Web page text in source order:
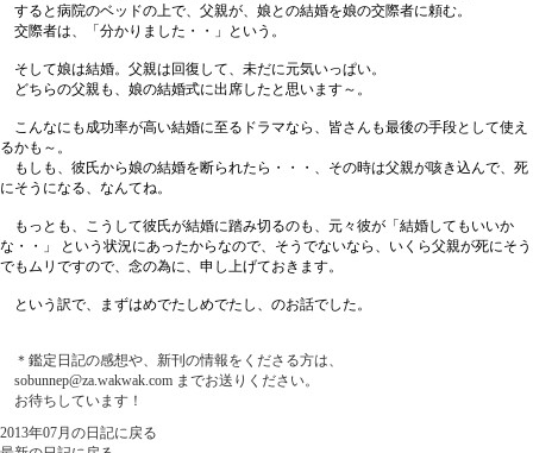
すると病院のベッドの上で、父親が、娘との結婚を娘の交際者に頼む。
交際者は、「分かりました・・」という。
そして娘は結婚。父親は回復して、未だに元気いっぱい。
どちらの父親も、娘の結婚式に出席したと思います～。
こんなにも成功率が高い結婚に至るドラマなら、皆さんも最後の手段として使え
るかも～。
もしも、彼氏から娘の結婚を断られたら・・・、その時は父親が咳き込んで、死
にそうになる、なんてね。
もっとも、こうして彼氏が結婚に踏み切るのも、元々彼が「結婚してもいいか
な・・」 という状況にあったからなので、そうでないなら、いくら父親が死にそう
でもムリですので、念の為に、申し上げておきます。
という訳で、まずはめでたしめでたし、のお話でした。
＊鑑定日記の感想や、新刊の情報をくださる方は、
sobunnep@za.wakwak.com までお送りください。
お待ちしています！
2013年07月の日記に戻る